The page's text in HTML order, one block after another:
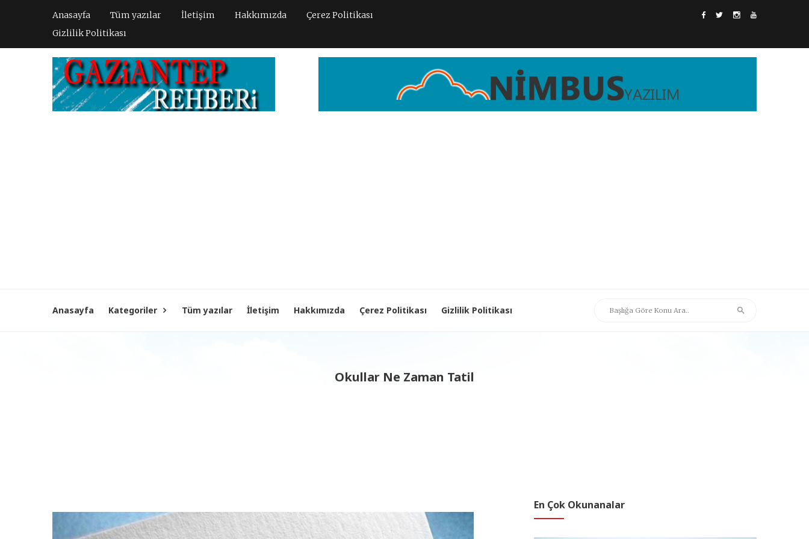
Anasayfa Tüm yazılar İletişim Hakkımızda
Çerez Politikası
Gizlilik Politikası
Anasayfa Kategoriler Tüm yazılar İletişim Hakkımızda Çerez Politikası Gizlilik Politikası
Okullar Ne Zaman Tatil
En Çok Okunanalar